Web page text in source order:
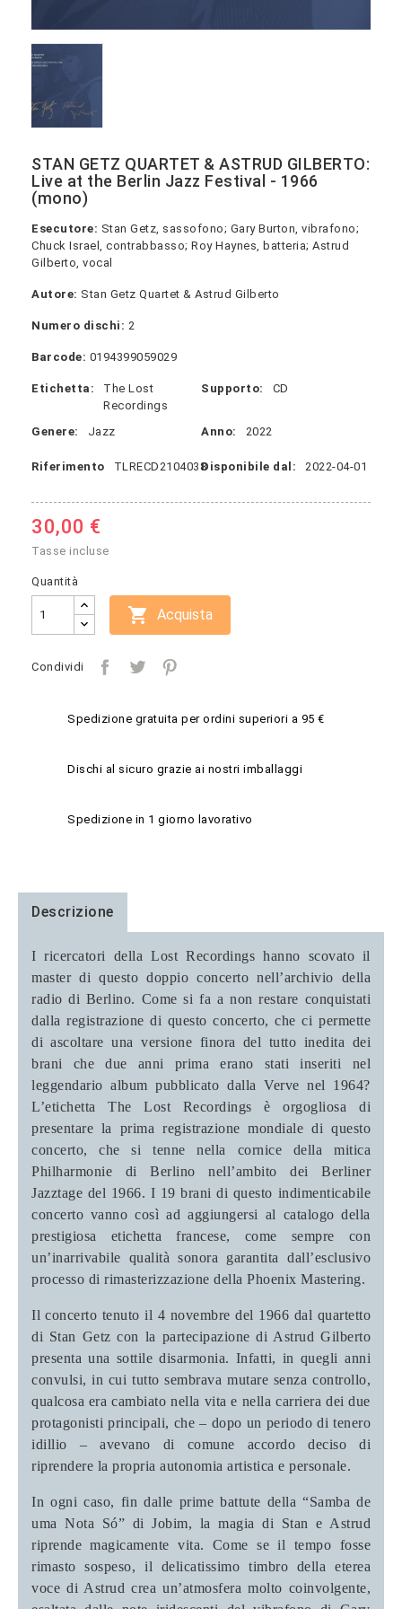
STAN GETZ QUARTET & ASTRUD GILBERTO:
Live at the Berlin Jazz Festival - 1966
(mono)
Esecutore: Stan Getz, sassofono; Gary Burton, vibrafono;
Chuck Israel, contrabbasso; Roy Haynes, batteria; Astrud
Gilberto, vocal
Autore: Stan Getz Quartet & Astrud Gilberto
Numero dischi: 2
Barcode: 0194399059029
Etichetta:
The Lost
Recordings
Supporto: CD
Genere: Jazz Anno: 2022
Riferimento TLRECD2104038Disponibile dal: 2022-04-01
30,00 €
Tasse incluse
Quantità
 Acquista
Condividi
Spedizione gratuita per ordini superiori a 95 €
Dischi al sicuro grazie ai nostri imballaggi
Spedizione in 1 giorno lavorativo
Descrizione
I ricercatori della Lost Recordings hanno scovato il
master di questo doppio concerto nell’archivio della
radio di Berlino. Come si fa a non restare conquistati
dalla registrazione di questo concerto, che ci permette
di ascoltare una versione finora del tutto inedita dei
brani che due anni prima erano stati inseriti nel
leggendario album pubblicato dalla Verve nel 1964?
L’etichetta The Lost Recordings è orgogliosa di
presentare la prima registrazione mondiale di questo
concerto, che si tenne nella cornice della mitica
Philharmonie di Berlino nell’ambito dei Berliner
Jazztage del 1966. I 19 brani di questo indimenticabile
concerto vanno così ad aggiungersi al catalogo della
prestigiosa etichetta francese, come sempre con
un’inarrivabile qualità sonora garantita dall’esclusivo
processo di rimasterizzazione della Phoenix Mastering.
Il concerto tenuto il 4 novembre del 1966 dal quartetto
di Stan Getz con la partecipazione di Astrud Gilberto
presenta una sottile disarmonia. Infatti, in quegli anni
convulsi, in cui tutto sembrava mutare senza controllo,
qualcosa era cambiato nella vita e nella carriera dei due
protagonisti principali, che – dopo un periodo di tenero
idillio – avevano di comune accordo deciso di
riprendere la propria autonomia artistica e personale.
In ogni caso, fin dalle prime battute della “Samba de
uma Nota Só” di Jobim, la magia di Stan e Astrud
riprende magicamente vita. Come se il tempo fosse
rimasto sospeso, il delicatissimo timbro della eterea
voce di Astrud crea un’atmosfera molto coinvolgente,